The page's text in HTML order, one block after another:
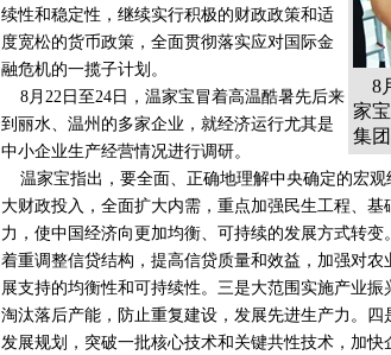
8
家
集
续性和稳定性，继续实行积极的财政政策和适
度宽松的货币政策，全面贯彻落实应对国际金
融危机的一揽子计划。
8月22日至24日，温家宝冒着高温酷暑先后来
到丽水、温州的多家企业，就经济运行尤其是
中小企业生产经营情况进行调研。
温家宝指出，要全面、正确地理解中央确定的宏
大财政投入，全面扩大内需，重点加强民生工程、
力，使中国经济向更加均衡、可持续的发展方式转
着重调整信贷结构，提高信贷质量和效益，加强对
展支持的均衡性和可持续性。三是大范围实施产业
淘汰落后产能，防止重复建设，发展先进生产力。
发展规划，突破一批核心技术和关键共性技术，加